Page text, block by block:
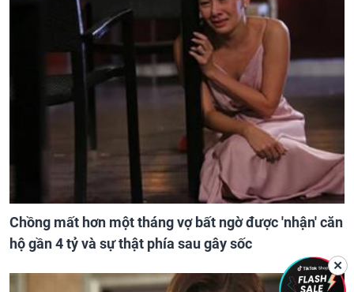
Chồng mất hơn một tháng vợ bất ngờ được 'nhận' căn
hộ gần 4 tỷ và sự thật phía sau gây sốc
✕